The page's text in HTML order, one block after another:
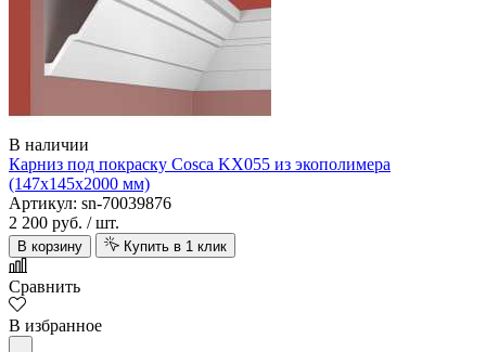
В наличии
Карниз под покраску Cosca KX055 из экополимера
(147х145х2000 мм)
Артикул: sn-70039876
2 200 руб. / шт.
В корзину Купить в 1 клик
Сравнить
В избранное